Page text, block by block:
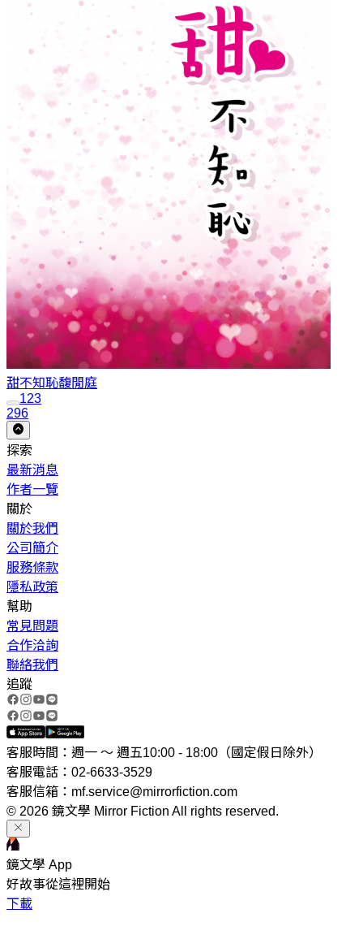
甜不知恥馥閒庭
123
296
探索
最新消息
作者一覽
關於
關於我們
公司簡介
服務條款
隱私政策
幫助
常見問題
合作洽詢
聯絡我們
追蹤
客服時間：週一 ～ 週五10:00 - 18:00（國定假日除外）
客服電話：02-6633-3529
客服信箱：mf.service@mirrorfiction.com
© 2026 鏡文學 Mirror Fiction All rights reserved.
鏡文學 App
好故事從這裡開始
下載